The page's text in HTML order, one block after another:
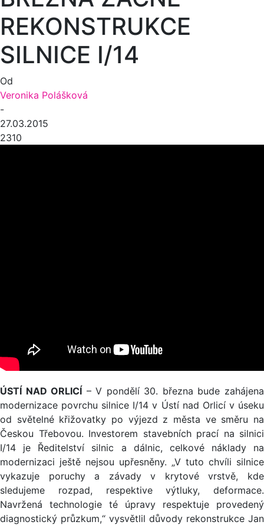
REKONSTRUKCE
SILNICE I/14
Od
Veronika Polášková
-
27.03.2015
2310
ÚSTÍ NAD ORLICÍ – V pondělí 30. března bude zahájena
modernizace povrchu silnice I/14 v Ústí nad Orlicí v úseku
od světelné křižovatky po výjezd z města ve směru na
Českou Třebovou. Investorem stavebních prací na silnici
I/14 je Ředitelství silnic a dálnic, celkové náklady na
modernizaci ještě nejsou upřesněny. „V tuto chvíli silnice
vykazuje poruchy a závady v krytové vrstvě, kde
sledujeme rozpad, respektive výtluky, deformace.
Navržená technologie té úpravy respektuje provedený
diagnostický průzkum,“ vysvětlil důvody rekonstrukce Jan